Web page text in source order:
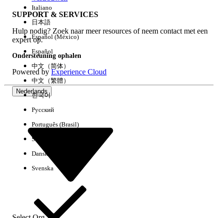
Alles wissen Gereed
Geen resultaten
Hier zijn enkele zoektips
Controleer de spelling van uw trefwoorden.
SUPPORT & SERVICES
Hulp nodig? Zoek naar meer resources of neem contact met een
expert op.
Ondersteuning ophalen
Powered byExperience Cloud
Nederlands
Italiano
日本語
Español (México)
Español
中文（简体）
中文（繁體）
한국어
Русский
Português (Brasil)
Suomi
Dansk
Svenska